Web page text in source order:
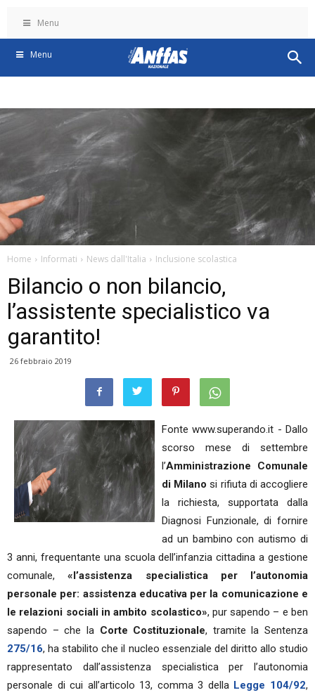
Menu
Menu
Home Informati News dall'Italia Inclusione scolastica
Bilancio o non bilancio,
l’assistente specialistico va
garantito!
26 febbraio 2019
Fonte www.superando.it - Dallo
scorso mese di settembre
l’Amministrazione Comunale
di Milanosi rifiuta di accogliere
la richiesta, supportata dalla
Diagnosi Funzionale, di fornire
ad un bambino con autismo di
3 anni, frequentante una scuola dell’infanzia cittadina a gestione
comunale,«l’assistenza specialistica per l’autonomia
personale per: assistenza educativa per la comunicazione e
le relazioni sociali in ambito scolastico», pur sapendo – e ben
sapendo – che la Corte Costituzionale, tramite la Sentenza
275/16, ha stabilito che il nucleo essenziale del diritto allo studio
rappresentato dall’assistenza specialistica per l’autonomia
personale di cui all’articolo 13, comma 3 della Legge 104/92,